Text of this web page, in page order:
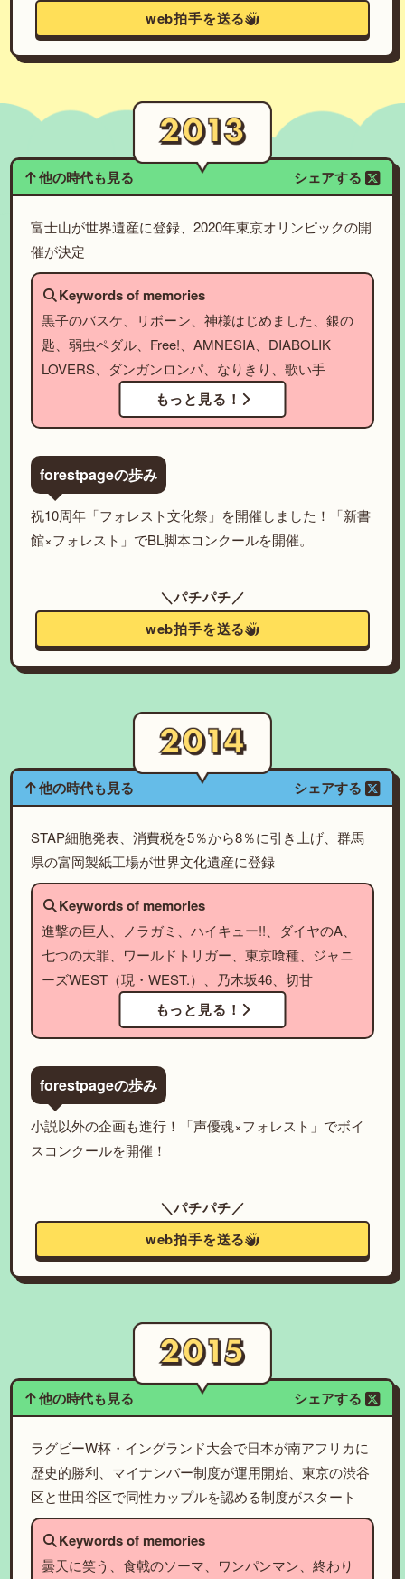
web拍手を送る
他の時代も見る シェアする
富士山が世界遺産に登録、2020年東京オリンピックの開
催が決定
Keywords of memories
黒子のバスケ、リボーン、神様はじめました、銀の
匙、弱虫ペダル、Free!、AMNESIA、DIABOLIK
LOVERS、ダンガンロンパ、なりきり、歌い手
もっと見る！
forestpageの歩み
祝10周年「フォレスト文化祭」を開催しました！「新書
館×フォレスト」でBL脚本コンクールを開催。
＼パチパチ／
web拍手を送る
他の時代も見る シェアする
STAP細胞発表、消費税を5％から8％に引き上げ、群馬
県の富岡製紙工場が世界文化遺産に登録
Keywords of memories
進撃の巨人、ノラガミ、ハイキュー!!、ダイヤのA、
七つの大罪、ワールドトリガー、東京喰種、ジャニ
ーズWEST（現・WEST.）、乃木坂46、切甘
もっと見る！
forestpageの歩み
小説以外の企画も進行！「声優魂×フォレスト」でボイ
スコンクールを開催！
＼パチパチ／
web拍手を送る
他の時代も見る シェアする
ラグビーW杯・イングランド大会で日本が南アフリカに
歴史的勝利、マイナンバー制度が運用開始、東京の渋谷
区と世田谷区で同性カップルを認める制度がスタート
Keywords of memories
曇天に笑う、食戟のソーマ、ワンパンマン、終わり